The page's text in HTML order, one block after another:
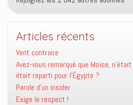
Articles récents
Vent contraire
Avez-vous remarqué que Moïse,
était reparti pour l’Égypte ?
Parole d’un insider
Exige le respect !